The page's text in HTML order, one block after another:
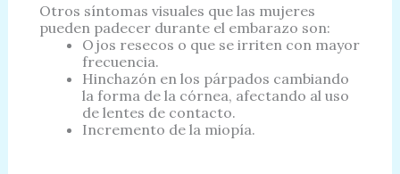
Otros síntomas visuales que las mujeres
pueden padecer durante el embarazo son:
Ojos resecos o que se irriten con mayor
frecuencia.
Hinchazón en los párpados cambiando
la forma de la córnea, afectando al uso
de lentes de contacto.
Incremento de la miopía.